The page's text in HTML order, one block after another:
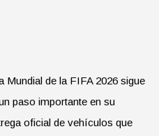
Mundial de la FIFA 2026 sigue
paso importante en su
oficial de vehículos que